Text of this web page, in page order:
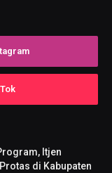
Itjen
di Kabupaten